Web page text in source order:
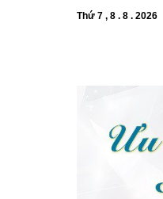
Thứ 7 , 8 . 8 . 2026